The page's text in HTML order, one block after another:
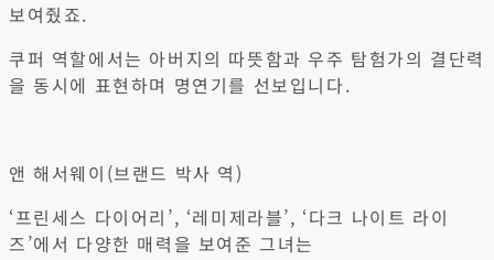
보여줬죠.
쿠퍼 역할에서는 아버지의 따뜻함과 우주 탐험가의 결단력
을 동시에 표현하며 명연기를 선보입니다.
앤 해서웨이(브랜드 박사 역)
‘프린세스 다이어리’, ‘레미제라블’, ‘다크 나이트 라이
즈’에서 다양한 매력을 보여준 그녀는